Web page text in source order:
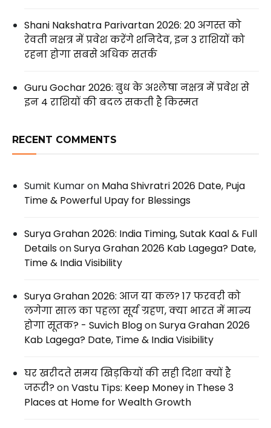
Shani Nakshatra Parivartan 2026: 20 अगस्त को
रेवती नक्षत्र में प्रवेश करेंगे शनिदेव, इन 3 राशियों को
रहना होगा सबसे अधिक सतर्क
Guru Gochar 2026: बुध के अश्लेषा नक्षत्र में प्रवेश से
इन 4 राशियों की बदल सकती है किस्मत
RECENT COMMENTS
Sumit Kumaron Maha Shivratri 2026 Date, Puja
Time & Powerful Upay for Blessings
Surya Grahan 2026: India Timing, Sutak Kaal & Full
DetailsonSurya Grahan 2026 Kab Lagega? Date,
Time & India Visibility
Surya Grahan 2026: आज या कल? 17 फरवरी को
लगेगा साल का पहला सूर्य ग्रहण, क्या भारत में मान्य
होगा सूतक? - Suvich BlogonSurya Grahan 2026
Kab Lagega? Date, Time & India Visibility
घर खरीदते समय खिड़कियों की सही दिशा क्यों है
जरूरी?onVastu Tips: Keep Money in These 3
Places at Home for Wealth Growth